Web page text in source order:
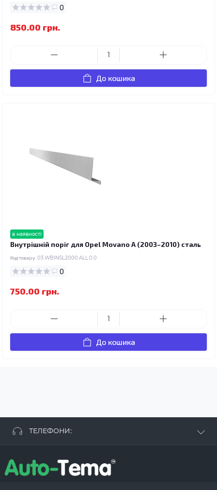
0
850.00 грн.
До кошика
в наявності
Внутрішній поріг для Opel Movano A (2003–2010) сталь
Код товару: 03.WBINSL2000.ALL.0.0
0
750.00 грн.
До кошика
ТЕЛЕФОНИ:
+38 096 250 84 38
+38 099 657 61 50